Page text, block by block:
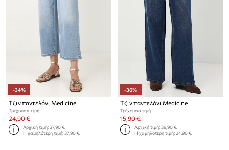
-34%
Τζιν παντελόνι Medicine
Τρέχουσα τιμή:
24,90 €
Αρχική τιμή:37,90 €
Η χαμηλότερη τιμή:37,90 €
-36%
Τζιν παντελόνι Medicine
Τρέχουσα τιμή:
15,90 €
Αρχική τιμή:39,90 €
Η χαμηλότερη τιμή:24,90 €